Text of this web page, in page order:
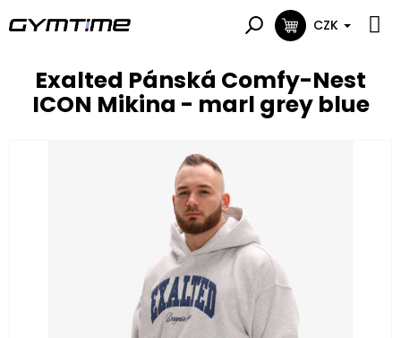
na
NÁKUPNÍ
CZK
Exalted Pánská Comfy-Nest
ICON Mikina - marl grey blue